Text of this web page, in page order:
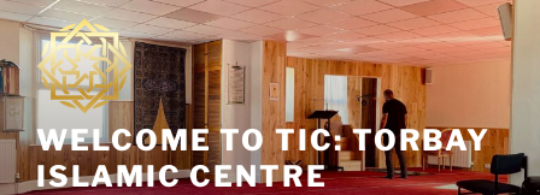
Skip
content
WELCOME TO TIC: TORBAY
ISLAMIC CENTRE